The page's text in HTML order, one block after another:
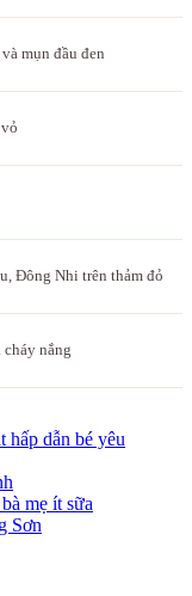
mụn đầu đen
Đông Nhi trên thảm đỏ
cháy nắng
hấp dẫn bé yêu
mẹ ít sữa
Sơn